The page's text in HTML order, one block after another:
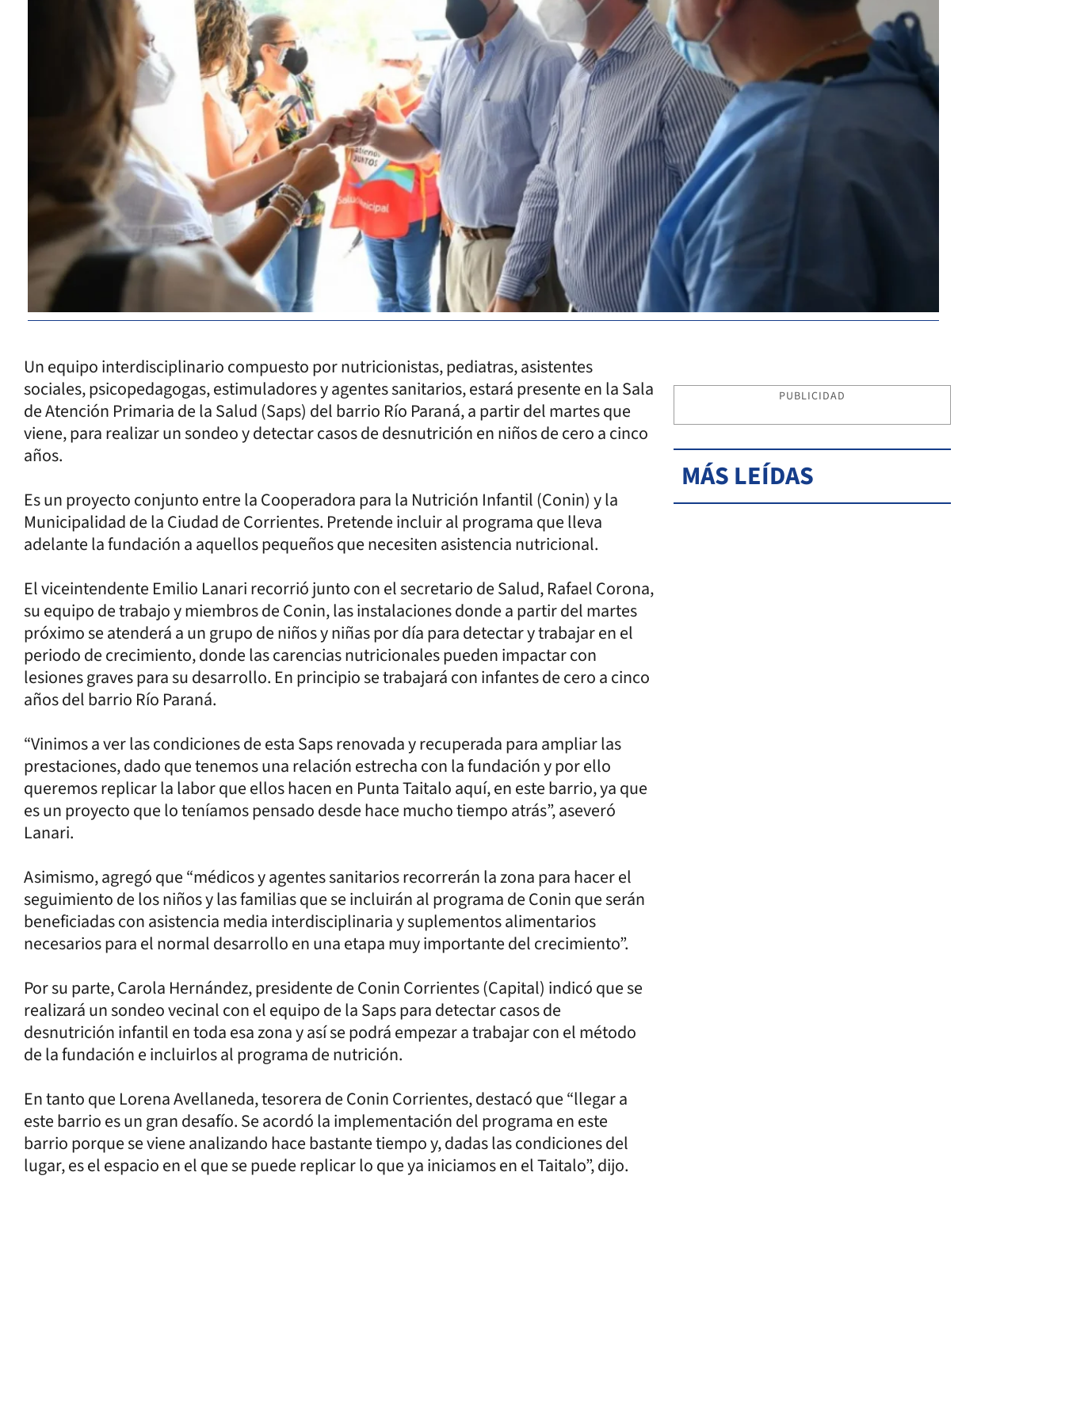
Un equipo interdisciplinario compuesto por nutricionistas, pediatras, asistentes
sociales, psicopedagogas, estimuladores y agentes sanitarios, estará presente en la Sala
de Atención Primaria de la Salud (Saps) del barrio Río Paraná, a partir del martes que
viene, para realizar un sondeo y detectar casos de desnutrición en niños de cero a cinco
años.
Es un proyecto conjunto entre la Cooperadora para la Nutrición Infantil (Conin) y la
Municipalidad de la Ciudad de Corrientes. Pretende incluir al programa que lleva
adelante la fundación a aquellos pequeños que necesiten asistencia nutricional.
El viceintendente Emilio Lanari recorrió junto con el secretario de Salud, Rafael Corona,
su equipo de trabajo y miembros de Conin, las instalaciones donde a partir del martes
próximo se atenderá a un grupo de niños y niñas por día para detectar y trabajar en el
periodo de crecimiento, donde las carencias nutricionales pueden impactar con
lesiones graves para su desarrollo. En principio se trabajará con infantes de cero a cinco
años del barrio Río Paraná.
“Vinimos a ver las condiciones de esta Saps renovada y recuperada para ampliar las
prestaciones, dado que tenemos una relación estrecha con la fundación y por ello
queremos replicar la labor que ellos hacen en Punta Taitalo aquí, en este barrio, ya que
es un proyecto que lo teníamos pensado desde hace mucho tiempo atrás”, aseveró
Lanari.
Asimismo, agregó que “médicos y agentes sanitarios recorrerán la zona para hacer el
seguimiento de los niños y las familias que se incluirán al programa de Conin que serán
beneficiadas con asistencia media interdisciplinaria y suplementos alimentarios
necesarios para el normal desarrollo en una etapa muy importante del crecimiento”.
Por su parte, Carola Hernández, presidente de Conin Corrientes (Capital) indicó que se
realizará un sondeo vecinal con el equipo de la Saps para detectar casos de
desnutrición infantil en toda esa zona y así se podrá empezar a trabajar con el método
de la fundación e incluirlos al programa de nutrición.
En tanto que Lorena Avellaneda, tesorera de Conin Corrientes, destacó que “llegar a
este barrio es un gran desafío. Se acordó la implementación del programa en este
barrio porque se viene analizando hace bastante tiempo y, dadas las condiciones del
lugar, es el espacio en el que se puede replicar lo que ya iniciamos en el Taitalo”, dijo.
PUBLICIDAD
MÁS LEÍDAS